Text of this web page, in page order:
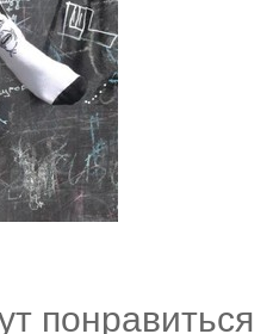
понравиться